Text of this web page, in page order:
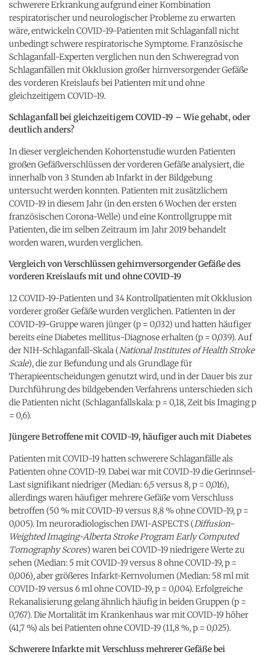
schwerere Erkrankung aufgrund einer Kombination
respiratorischer und neurologischer Probleme zu erwarten
wäre, entwickeln COVID-19-Patienten mit Schlaganfall nicht
unbedingt schwere respiratorische Symptome. Französische
Schlaganfall-Experten verglichen nun den Schweregrad von
Schlaganfällen mit Okklusion großer hirnversorgender Gefäße
des vorderen Kreislaufs bei Patienten mit und ohne
gleichzeitigem COVID-19.
Schlaganfall bei gleichzeitigem COVID-19 – Wie gehabt, oder
deutlich anders?
In dieser vergleichenden Kohortenstudie wurden Patienten
großen Gefäßverschlüssen der vorderen Gefäße analysiert, die
innerhalb von 3 Stunden ab Infarkt in der Bildgebung
untersucht werden konnten. Patienten mit zusätzlichem
COVID-19 in diesem Jahr (in den ersten 6 Wochen der ersten
französischen Corona-Welle) und eine Kontrollgruppe mit
Patienten, die im selben Zeitraum im Jahr 2019 behandelt
worden waren, wurden verglichen.
Vergleich von Verschlüssen gehirnversorgender Gefäße des
vorderen Kreislaufs mit und ohne COVID-19
12 COVID-19-Patienten und 34 Kontrollpatienten mit Okklusion
vorderer großer Gefäße wurden verglichen. Patienten in der
COVID-19-Gruppe waren jünger (p = 0,032) und hatten häufiger
bereits eine Diabetes mellitus-Diagnose erhalten (p = 0,039). Auf
der NIH-Schlaganfall-Skala (National Institutes of Health Stroke
Scale), die zur Befundung und als Grundlage für
Therapieentscheidungen genutzt wird, und in der Dauer bis zur
Durchführung des bildgebenden Verfahrens unterschieden sich
die Patienten nicht (Schlaganfallskala: p = 0,18, Zeit bis Imaging p
= 0,6).
Jüngere Betroffene mit COVID-19, häufiger auch mit Diabetes
Patienten mit COVID-19 hatten schwerere Schlaganfälle als
Patienten ohne COVID-19. Dabei war mit COVID-19 die Gerinnsel-
Last signifikant niedriger (Median: 6,5 versus 8, p = 0,016),
allerdings waren häufiger mehrere Gefäße vom Verschluss
betroffen (50 % mit COVID-19 versus 8,8 % ohne COVID-19, p =
0,005). Im neuroradiologischen DWI-ASPECTS (Diffusion-
Weighted Imaging-Alberta Stroke Program Early Computed
Tomography Scores) waren bei COVID-19 niedrigere Werte zu
sehen (Median: 5 mit COVID-19 versus 8 ohne COVID-19, p =
0,006), aber größeres Infarkt-Kernvolumen (Median: 58 ml mit
COVID-19 versus 6 ml ohne COVID-19, p = 0,004). Erfolgreiche
Rekanalisierung gelang ähnlich häufig in beiden Gruppen (p =
0,767). Die Mortalität im Krankenhaus war mit COVID-19 höher
(41,7 %) als bei Patienten ohne COVID-19 (11,8 %, p = 0,025).
Schwerere Infarkte mit Verschluss mehrerer Gefäße bei